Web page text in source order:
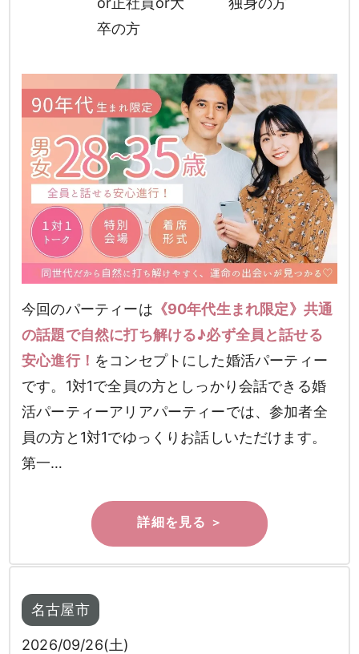
卒の方
今回のパーティーは 《90年代生まれ限定》共通
の話題で自然に打ち解ける♪必ず全員と話せる
安心進行！ をコンセプトにした婚活パーティー
です。1対1で全員の方としっかり会話できる婚
活パーティーアリアパーティーでは、参加者全
員の方と1対1でゆっくりお話しいただけます。
第一…
名古屋市
2026/09/26(土)